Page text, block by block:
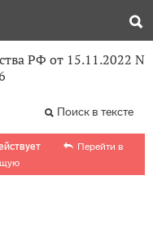
РФ от 15.11.2022 N
Поиск в тексте
Перейти в